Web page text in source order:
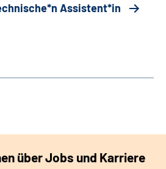
Assistent*in
über Jobs und Karriere